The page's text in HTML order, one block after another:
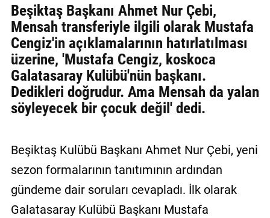
İletişim
Gizlilik
Sözleşmesi
Kullanıcı
Sözleşmesi
Beşiktaş Başkanı Ahmet Nur Çebi,
Mensah transferiyle ilgili olarak Mustafa
Cengiz'in açıklamalarının hatırlatılması
üzerine, 'Mustafa Cengiz, koskoca
Galatasaray Kulübü'nün başkanı.
Dedikleri doğrudur. Ama Mensah da yalan
söyleyecek bir çocuk değil' dedi.
Beşiktaş Kulübü Başkanı Ahmet Nur Çebi, yeni
sezon formalarının tanıtımının ardından
gündeme dair soruları cevapladı. İlk olarak
Galatasaray Kulübü Başkanı Mustafa